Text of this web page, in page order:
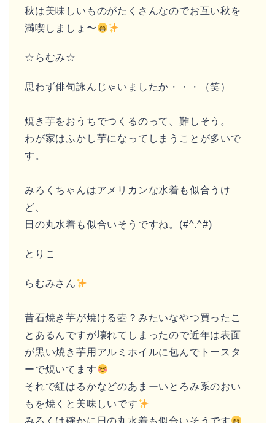
秋は美味しいものがたくさんなのでお互い秋を
満喫しましょ〜
☆らむみ☆
思わず俳句詠んじゃいましたか・・・（笑）
焼き芋をおうちでつくるのって、難しそう。
わが家はふかし芋になってしまうことが多いで
す。
みろくちゃんはアメリカンな水着も似合うけ
ど、
日の丸水着も似合いそうですね。(#^.^#)
とりこ
らむみさん
昔石焼き芋が焼ける壺？みたいなやつ買ったこ
とあるんですが壊れてしまったので近年は表面
が黒い焼き芋用アルミホイルに包んでトースタ
ーで焼いてます
それで紅はるかなどのあまーいとろみ系のおい
もを焼くと美味しいです